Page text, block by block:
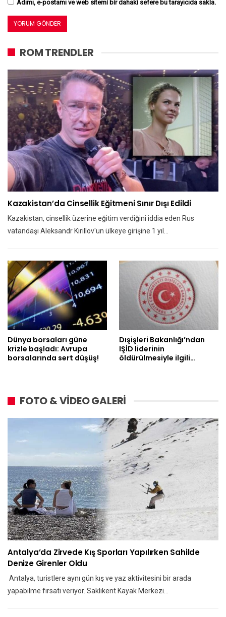
Adımı, e-postamı ve web sitemi bir dahaki sefere bu tarayıcıda sakla.
ROM TRENDLER
Kazakistan’da Cinsellik Eğitmeni Sınır Dışı Edildi
Kazakistan, cinsellik üzerine eğitim verdiğini iddia eden Rus
vatandaşı Aleksandr Kirillov'un ülkeye girişine 1 yıl…
Dünya borsaları güne
krizle başladı: Avrupa
borsalarında sert düşüş!
Dışişleri Bakanlığı’ndan
IŞİD liderinin
öldürülmesiyle ilgili…
FOTO & VİDEO GALERİ
Antalya’da Zirvede Kış Sporları Yapılırken Sahilde
Denize Girenler Oldu
Antalya, turistlere aynı gün kış ve yaz aktivitesini bir arada
yapabilme fırsatı veriyor. Saklıkent Kayak Merkezi…